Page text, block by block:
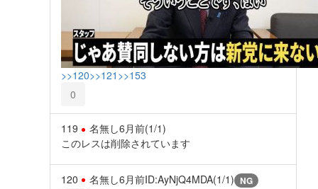
>>120>>121 >>153
0
119 名無し6月前(1/1)
このレスは削除されています
120 名無し6月前ID:AyNjQ4MDA(1/1) NG